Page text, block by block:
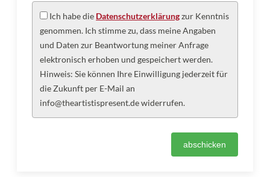
Ich habe die Datenschutzerklärungzur Kenntnis
genommen. Ich stimme zu, dass meine Angaben
und Daten zur Beantwortung meiner Anfrage
elektronisch erhoben und gespeichert werden.
Hinweis: Sie können Ihre Einwilligung jederzeit für
die Zukunft per E-Mail an
info@theartistispresent.de widerrufen.